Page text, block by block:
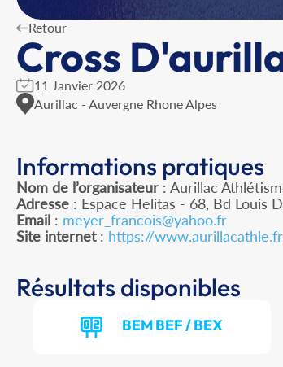
Retour
Cross
11 Janvier 2026
Aurillac - Auvergne Rhone Alpes
Informations pratiques
Nom de l’organisateur : Aurillac
Adresse : Espace Helitas - 68, Bd Louis
Email : meyer_francois@yahoo.fr
Site internet: https://
Résultats disponibles
BEM BEF / BEX